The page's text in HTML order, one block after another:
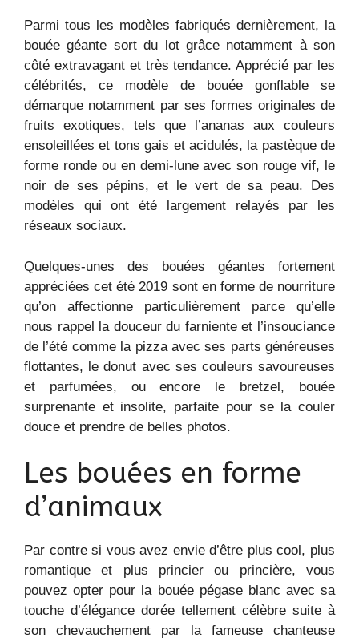
Parmi tous les modèles fabriqués dernièrement, la
bouée géante sort du lot grâce notamment à son
côté extravagant et très tendance. Apprécié par les
célébrités, ce modèle de bouée gonflable se
démarque notamment par ses formes originales de
fruits exotiques, tels que l’ananas aux couleurs
ensoleillées et tons gais et acidulés, la pastèque de
forme ronde ou en demi-lune avec son rouge vif, le
noir de ses pépins, et le vert de sa peau. Des
modèles qui ont été largement relayés par les
réseaux sociaux.
Quelques-unes des bouées géantes fortement
appréciées cet été 2019 sont en forme de nourriture
qu’on affectionne particulièrement parce qu’elle
nous rappel la douceur du farniente et l’insouciance
de l’été comme la pizza avec ses parts généreuses
flottantes, le donut avec ses couleurs savoureuses
et parfumées, ou encore le bretzel, bouée
surprenante et insolite, parfaite pour se la couler
douce et prendre de belles photos.
Les bouées en forme
d’animaux
Par contre si vous avez envie d’être plus cool, plus
romantique et plus princier ou princière, vous
pouvez opter pour la bouée pégase blanc avec sa
touche d’élégance dorée tellement célèbre suite à
son chevauchement par la fameuse chanteuse